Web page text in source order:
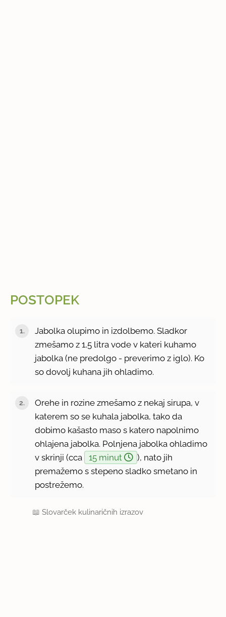
POSTOPEK
Jabolka olupimo in izdolbemo. Sladkor
zmešamo z 1,5 litra vode v kateri kuhamo
jabolka (ne predolgo - preverimo z iglo). Ko
so dovolj kuhana jih ohladimo.
Orehe in rozine zmešamo z nekaj sirupa, v
katerem so se kuhala jabolka, tako da
dobimo kašasto maso s katero napolnimo
ohlajena jabolka. Polnjena jabolka ohladimo
v skrinji (cca
15 minut
), nato jih
premažemo s stepeno sladko smetano in
postrežemo.
📖Slovarček kulinaričnih izrazov